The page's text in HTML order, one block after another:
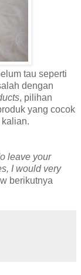
tau seperti
dengan
, pilihan
yang cocok
kalian.
leave your
I would very
berikutnya